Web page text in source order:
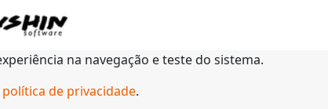
na navegação e teste do sistema.
política de privacidade.